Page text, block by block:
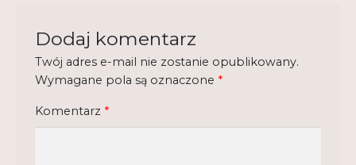
Shop
Test
Tutor na UPWr
Dodaj komentarz
Twój adres e-mail nie zostanie opublikowany.
Wymagane pola są oznaczone *
Komentarz *